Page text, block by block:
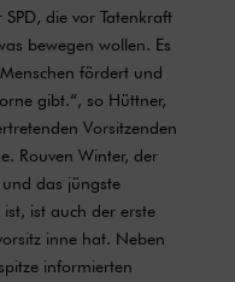
die vor Tatenkraft
bewegen wollen. Es
fördert und
gibt.“, so Hüttner,
Vorsitzenden
Rouven Winter, der
das jüngste
ist auch der erste
inne hat. Neben
informierten